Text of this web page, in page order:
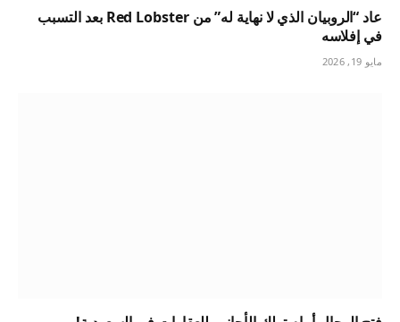
عاد “الروبيان الذي لا نهاية له” من Red Lobster بعد التسبب
في إفلاسه
مايو 19, 2026